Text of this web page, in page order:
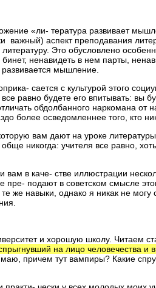
«ли- тература развивает
аспект преподавания
Это обусловлено
ненавидеть в нем парты,
развивается мышление.
сается с культурой этого
равно будете его впитывать: вы
обдолбанного наркомана
более осведомленнее того, кто
вам дают на уроке литературы
никогда: учителя все равно,
в каче- стве иллюстрации
подают в советском смысле
же навыки, однако я никак не
и хорошую школу. Читаем
на лицо человечества
причем тут вампиры? Какие